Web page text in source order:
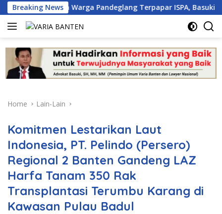
Skip
to
content
Breaking News
Lebih Warga Pandeglang Terpapar ISPA, Basuki, SH.,
Home Lain-Lain
Komitmen Lestarikan Laut
Indonesia, PT. Pelindo (Persero)
Regional 2 Banten Gandeng LAZ
Harfa Tanam 350 Rak
Transplantasi Terumbu Karang di
Kawasan Pulau Badul